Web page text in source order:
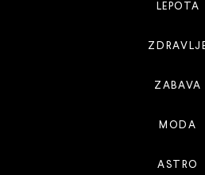
LEPOTA
ZABAVA
MODA
ASTRO